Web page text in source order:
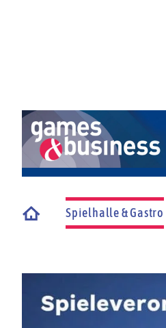
Spielhalle & Gastro